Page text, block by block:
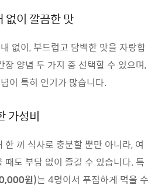
없이 깔끔한 맛
없이, 부드럽고 담백한 맛을 자랑합
장 양념 두 가지 중 선택할 수 있으며,
이 특히 인기가 많습니다.
가성비
한 끼 식사로 충분할 뿐만 아니라, 여
때도 부담 없이 즐길 수 있습니다. 특
원)는 4명이서 푸짐하게 먹을 수